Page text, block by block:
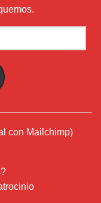
con Mailchimp)